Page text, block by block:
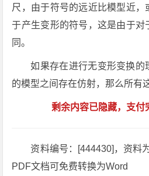
尺，由于符号的远近比模型近
于产生变形的符号，这是由于对
同。
如果存在进行无变形变换的
的模型之间存在仿射，那么所有
剩余内容已隐藏，支付
资料编号：[444430]，资料
PDF文档可免费转换为Word